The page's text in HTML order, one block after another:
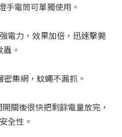
手電筒可單獨使用。
電力，效果加倍，迅速擊斃
蟲。
密集網，蚊蠅不漏抓。
關後很快把剩餘電量放完，
全性。